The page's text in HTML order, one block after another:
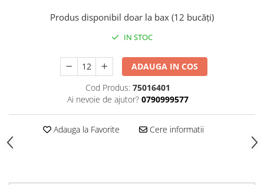
Produs disponibil doar la bax (12 bucăți)
IN STOC
ADAUGA IN COS
Cod Produs: 75016401
Ai nevoie de ajutor? 0790999577
Adauga la Favorite Cere informatii